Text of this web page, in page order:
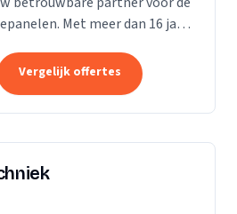
Met meer dan 16 jaar
zaken en persoonlijk en...
Vergelijk offertes